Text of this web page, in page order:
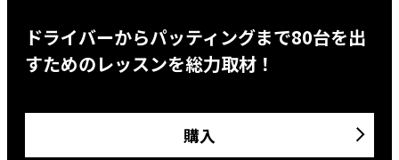
ドライバーからパッティングまで80台を出
すためのレッスンを総力取材！
購入